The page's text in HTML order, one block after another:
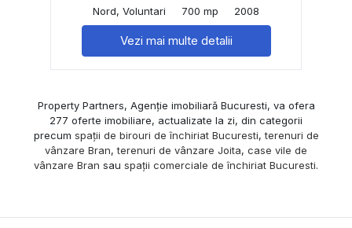
Nord, Voluntari
700 mp 2008
Vezi mai multe detalii
Property Partners, Agenție imobiliară Bucuresti, va ofera
277 oferte imobiliare, actualizate la zi, din categorii
precum spații de birouri de închiriat Bucuresti,terenuri de
vânzare Bran,terenuri de vânzare Joita, case vile de
vânzare Bran sau spații comerciale de închiriat Bucuresti.